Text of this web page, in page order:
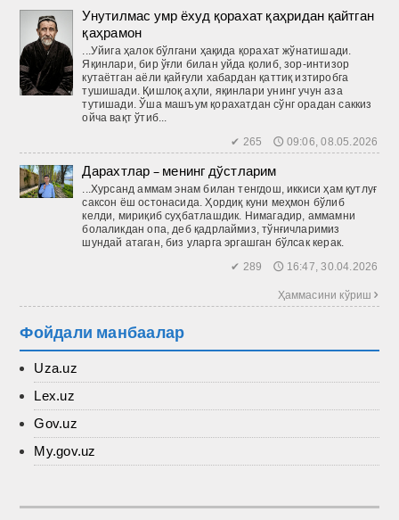
Унутилмас умр ёхуд қорахат қаҳридан қайтган
қаҳрамон
...Уйига ҳалок бўлгани ҳақида қорахат жўнатишади.
Яқинлари, бир ўғли билан уйда қолиб, зор-интизор
кутаётган аёли қайғули хабардан қаттиқ изтиробга
тушишади. Қишлоқ аҳли, яқинлари унинг учун аза
тутишади. Ўша машъум қорахатдан сўнг орадан саккиз
ойча вақт ўтиб...
✔ 265 🕔 09:06, 08.05.2026
Дарахтлар – менинг дўстларим
...Хурсанд аммам энам билан тенгдош, иккиси ҳам қутлуғ
саксон ёш остонасида. Ҳордиқ куни меҳмон бўлиб
келди, мириқиб суҳбатлашдик. Нимагадир, аммамни
болаликдан опа, деб қадрлаймиз, тўнғичларимиз
шундай атаган, биз уларга эргашган бўлсак керак.
✔ 289 🕔 16:47, 30.04.2026
Ҳаммасини кўриш 
Фойдали манбаалар
Uza.uz
Lex.uz
Gov.uz
My.gov.uz